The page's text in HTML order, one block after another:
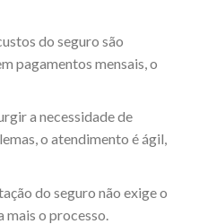
do seguro são
pagamentos mensais, o
a necessidade de
o atendimento é ágil,
do seguro não exige o
o processo.